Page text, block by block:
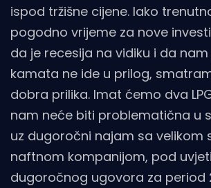
ispod tržišne cijene. Iako
pogodno vrijeme za nove
da je recesija na vidiku i da
kamata ne ide u prilog,
dobra prilika. Imat ćemo dva
nam neće biti problematična u
uz dugoročni najam sa velikom
naftnom kompanijom, pod
dugoročnog ugovora za period